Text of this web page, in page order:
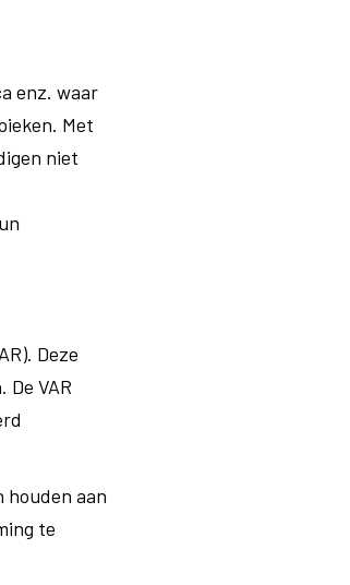
enz. waar
Met
niet
Deze
VAR
houden aan
te